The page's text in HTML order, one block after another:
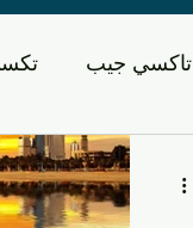
تاكسي جيب
خدمات النقل